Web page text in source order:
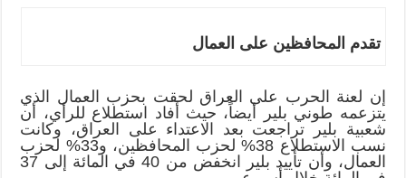
تقدم المحافظين على العمال
إن لعنة الحرب على العراق لحقت بحزب العمال الذي
يتزعمه طوني بلير أيضاً، حيث أفاد استطلاع للرأي، أن
شعبية بلير تراجعت بعد الاعتداء على العراق، وكانت
نسب الاستطلاع 38% لحزب المحافظين، و33% لحزب
العمال، وأن تأييد بلير انخفض من 40 في المائة إلى 37